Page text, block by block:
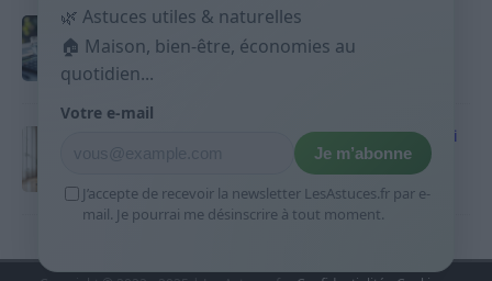
Budget mensuel : méthode rapide pour
répartir son salaire dès le jour de paie
9 avril 2026
Sport 10 minutes par jour est-ce utile et quoi
9 avril 2026
🌿 Astuces utiles & naturelles
🏠 Maison, bien-être, économies au
quotidien...
Votre e-mail
Je m’abonne
J’accepte de recevoir la newsletter LesAstuces.fr par e-
mail. Je pourrai me désinscrire à tout moment.